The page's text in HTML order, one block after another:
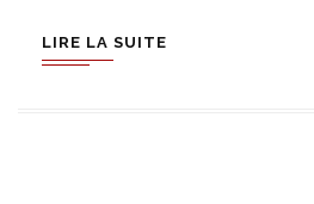
LIRE LA SUITE